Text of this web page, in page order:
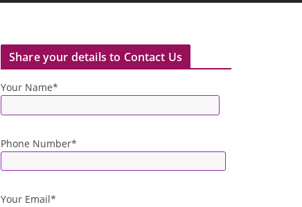
Share your details to Contact Us
Your Name*
Phone Number*
Your Email*